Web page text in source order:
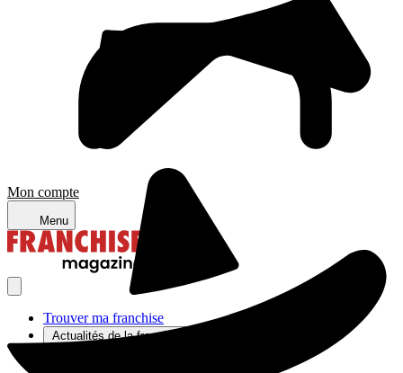
Mon compte
Menu
Trouver ma franchise
Actualités de la franchise